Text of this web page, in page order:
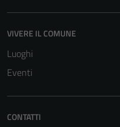
VIVERE IL COMUNE
Luoghi
Eventi
CONTATTI